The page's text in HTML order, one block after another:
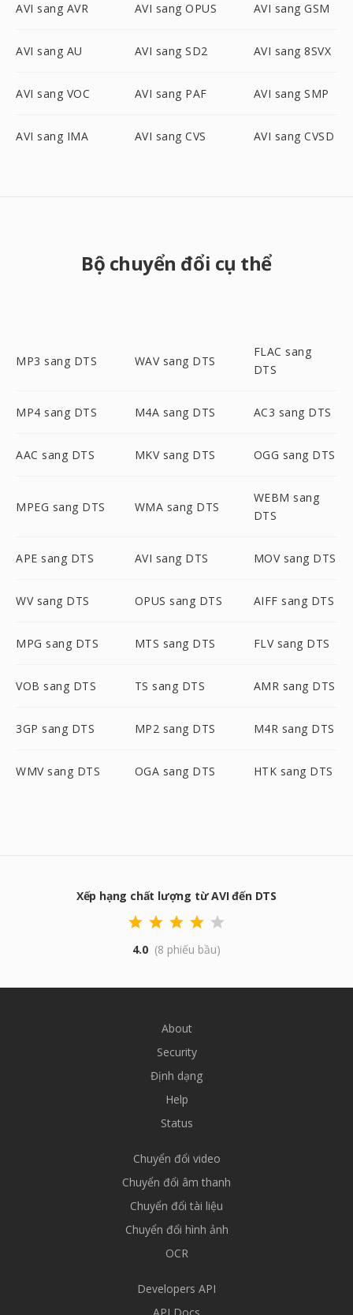
AVI sang AVR AVI sang OPUS AVI sang GSM
AVI sang AU AVI sang SD2 AVI sang 8SVX
AVI sang VOC AVI sang PAF AVI sang SMP
AVI sang IMA AVI sang CVS AVI sang CVSD
Bộ chuyển đổi cụ thể
MP3 sang DTS WAV sang DTS
FLAC sang
DTS
MP4 sang DTS M4A sang DTS AC3 sang DTS
AAC sang DTS MKV sang DTS OGG sang DTS
MPEG sang DTS WMA sang DTS
WEBM sang
DTS
APE sang DTS AVI sang DTS MOV sang DTS
WV sang DTS OPUS sang DTS AIFF sang DTS
MPG sang DTS MTS sang DTS FLV sang DTS
VOB sang DTS TS sang DTS AMR sang DTS
3GP sang DTS MP2 sang DTS M4R sang DTS
WMV sang DTS OGA sang DTS HTK sang DTS
Xếp hạng chất lượng từ AVI đến DTS
4.0 (8 phiếu bầu)
About
Security
Định dạng
Help
Status
Chuyển đổi video
Chuyển đổi âm thanh
Chuyển đổi tài liệu
Chuyển đổi hình ảnh
OCR
Developers API